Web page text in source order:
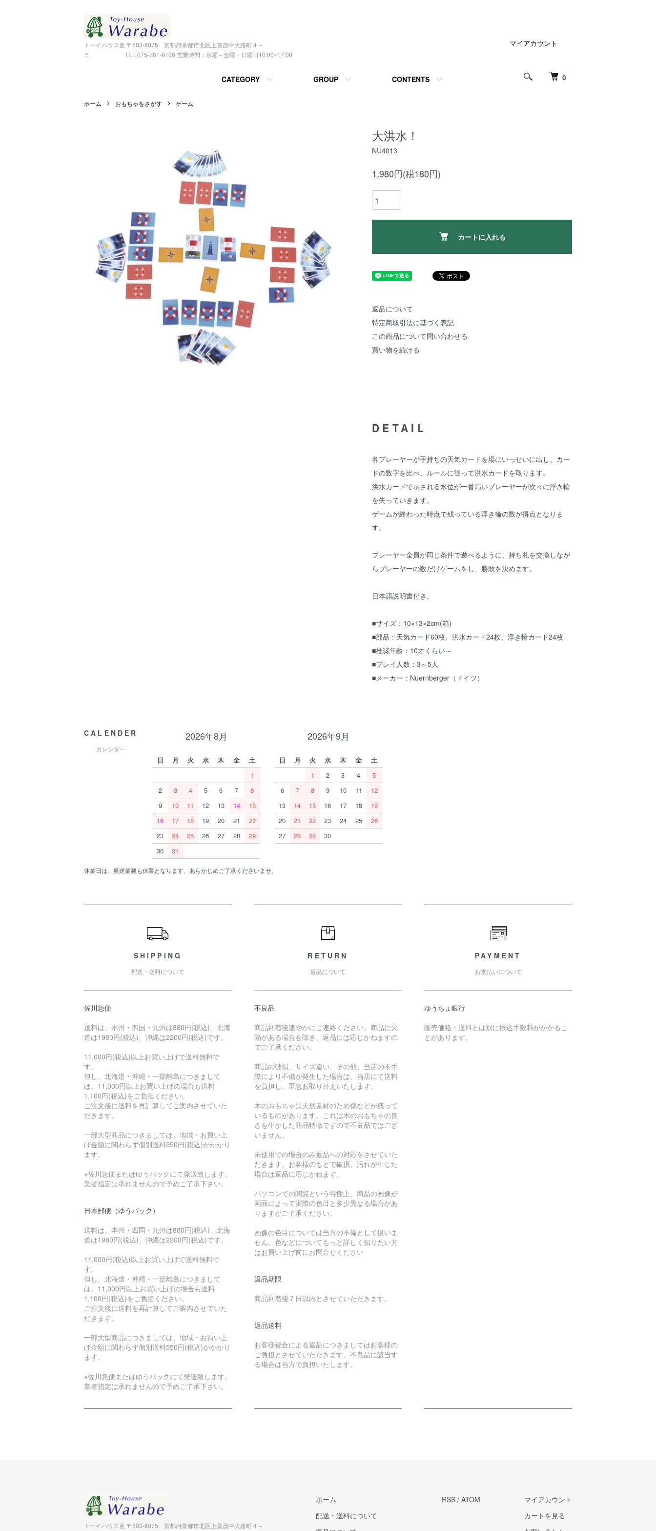
トーイハウス童 〒603-8075 京都府京都市北区上賀茂中大路町４－
５ TEL 075-781-9706 営業時間：水曜～金曜・日曜日10:00~17:00
0
CATEGORY GROUP CONTENTS
マイアカウント
ホーム おもちゃをさがす ゲーム
大洪水！
NU4013
1,980円(税180円)
カートに入れる
返品について
特定商取引法に基づく表記
この商品について問い合わせる
買い物を続ける
DETAIL
各プレーヤーが手持ちの天気カードを場にいっせいに出し、カー
ドの数字を比べ、ルールに従って洪水カードを取ります。
洪水カードで示される水位が一番高いプレーヤーが次々に浮き輪
を失っていきます。
ゲームが終わった時点で残っている浮き輪の数が得点となりま
す。
プレーヤー全員が同じ条件で遊べるように、持ち札を交換しなが
らプレーヤーの数だけゲームをし、勝敗を決めます。
日本語説明書付き。
■サイズ：10×13×2cm(箱)
■部品：天気カード60枚、洪水カード24枚、浮き輪カード24枚
■推奨年齢：10才くらい～
■プレイ人数：3～5人
■メーカー：Nuernberger（ドイツ）
CALENDER
カレンダー
2026年8月
日 月 火 水 木 金
土
1
2
3 4 5 6 7
8
9
10 11 12 13 14
15
16
17 18 19 20 21
22
23
24 25 26 27 28
29
30
31
2026年9月
日 月 火 水 木 金
土
1
2 3 4
5
6
7 8 9 10 11
12
13
14 15 16 17 18
19
20
21 22 23 24 25
26
27
28 29 30
休業日は、発送業務も休業となります、あらかじめご了承くださいませ。
SHIPPING
配送・送料について
佐川急便
送料は、本州・四国・九州は880円(税込)、北海
道は1980円(税込)、沖縄は2200円(税込)です。
11,000円(税込)以上お買い上げで送料無料で
す。
但し、北海道・沖縄・一部離島につきまして
は、11,000円以上お買い上げの場合も送料
1,100円(税込)をご負担ください。
ご注文後に送料を再計算してご案内させていた
だきます。
一部大型商品につきましては、地域・お買い上
げ金額に関わらず個別送料550円(税込)がかかり
ます。
※佐川急便またはゆうパックにて発送致します。
業者指定は承れませんので予めご了承下さい。
日本郵便（ゆうパック）
送料は、本州・四国・九州は880円(税込)、北海
道は1980円(税込)、沖縄は2200円(税込)です。
11,000円(税込)以上お買い上げで送料無料で
す。
但し、北海道・沖縄・一部離島につきまして
は、11,000円以上お買い上げの場合も送料
1,100円(税込)をご負担ください。
ご注文後に送料を再計算してご案内させていた
だきます。
一部大型商品につきましては、地域・お買い上
げ金額に関わらず個別送料550円(税込)がかかり
ます。
※佐川急便またはゆうパックにて発送致します。
業者指定は承れませんので予めご了承下さい。
RETURN
返品について
不良品
商品到着後速やかにご連絡ください。商品に欠
陥がある場合を除き、返品には応じかねますの
でご了承ください。
商品の破損、サイズ違い、その他、当店の不手
際により不備が発生した場合は、当店にて送料
を負担し、至急お取り替えいたします。
木のおもちゃは天然素材のため傷などが残って
いるものがあります。これは木のおもちゃの良
さを生かした商品特徴ですので不良品ではござ
いません。
未使用での場合のみ返品への対応をさせていた
だきます。お客様のもとで破損、汚れが生じた
場合は返品に応じかねます。
パソコンでの閲覧という特性上、商品の画像が
画面によって実際の色目と多少異なる場合があ
りますがご了承ください。
画像の色目については当方の不備として扱いま
せん。色などについてもっと詳しく知りたい方
はお買い上げ前にお問合せください
返品期限
商品到着後７日以内とさせていただきます。
返品送料
お客様都合による返品につきましてはお客様の
ご負担とさせていただきます。不良品に該当す
る場合は当方で負担いたします。
PAYMENT
お支払いについて
ゆうちょ銀行
販売価格・送料とは別に振込手数料がかかるこ
とがあります。
トーイハウス童 〒603-8075 京都府京都市北区上賀茂中大路町４－
ホーム
配送・送料について
RSS / ATOM
マイアカウント
カートを見る